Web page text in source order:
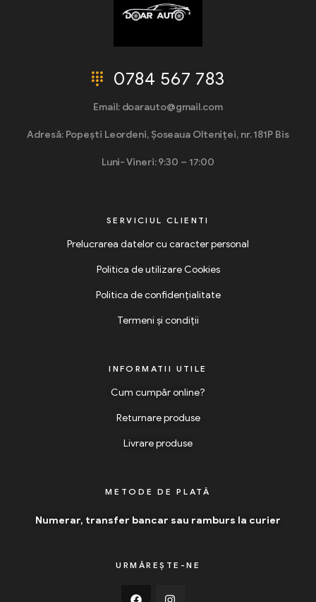
0784 567 783
Email: doarauto@gmail.com
Adresă: Popești Leordeni, Șoseaua Olteniței, nr. 181P Bis
Luni- Vineri: 9:30 – 17:00
SERVICIUL CLIENTI
Prelucrarea datelor cu caracter personal
Politica de utilizare Cookies
Politica de confidențialitate
Termeni și condiții
INFORMATII UTILE
Cum cumpăr online?
Returnare produse
Livrare produse
METODE DE PLATĂ
Numerar, transfer bancar sau ramburs la curier
URMĂREȘTE-NE